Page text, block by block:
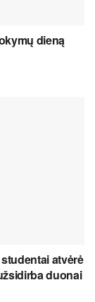
dieną
atvėrė
duonai